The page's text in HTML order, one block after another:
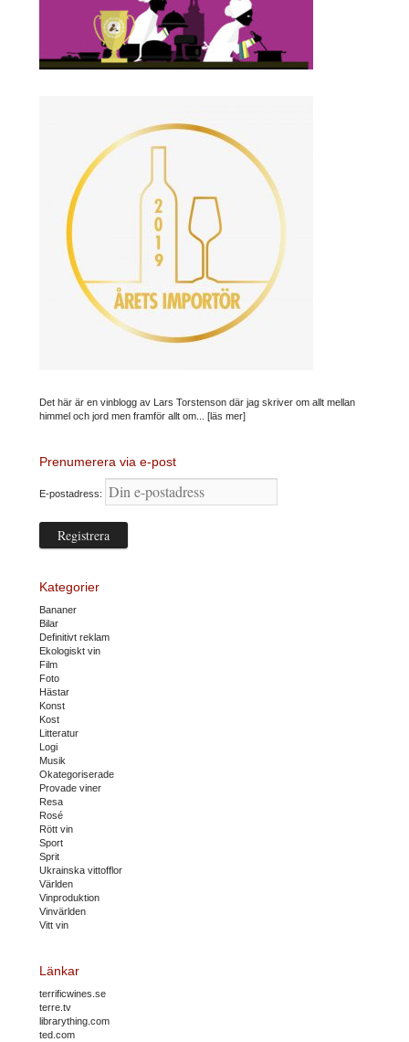
Det här är en vinblogg av Lars Torstenson där jag skriver om allt mellan
himmel och jord men framför allt om... [läs mer]
Prenumerera via e-post
E-postadress:
Kategorier
Bananer
Bilar
Definitivt reklam
Ekologiskt vin
Film
Foto
Hästar
Konst
Kost
Litteratur
Logi
Musik
Okategoriserade
Provade viner
Resa
Rosé
Rött vin
Sport
Sprit
Ukrainska vittofflor
Världen
Vinproduktion
Vinvärlden
Vitt vin
Länkar
terrificwines.se
terre.tv
librarything.com
ted.com